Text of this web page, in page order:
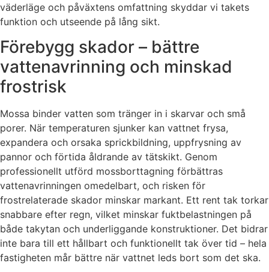
väderläge och påväxtens omfattning skyddar vi takets
funktion och utseende på lång sikt.
Förebygg skador – bättre
vattenavrinning och minskad
frostrisk
Mossa binder vatten som tränger in i skarvar och små
porer. När temperaturen sjunker kan vattnet frysa,
expandera och orsaka sprickbildning, uppfrysning av
pannor och förtida åldrande av tätskikt. Genom
professionellt utförd mossborttagning förbättras
vattenavrinningen omedelbart, och risken för
frostrelaterade skador minskar markant. Ett rent tak torkar
snabbare efter regn, vilket minskar fuktbelastningen på
både takytan och underliggande konstruktioner. Det bidrar
inte bara till ett hållbart och funktionellt tak över tid – hela
fastigheten mår bättre när vattnet leds bort som det ska.